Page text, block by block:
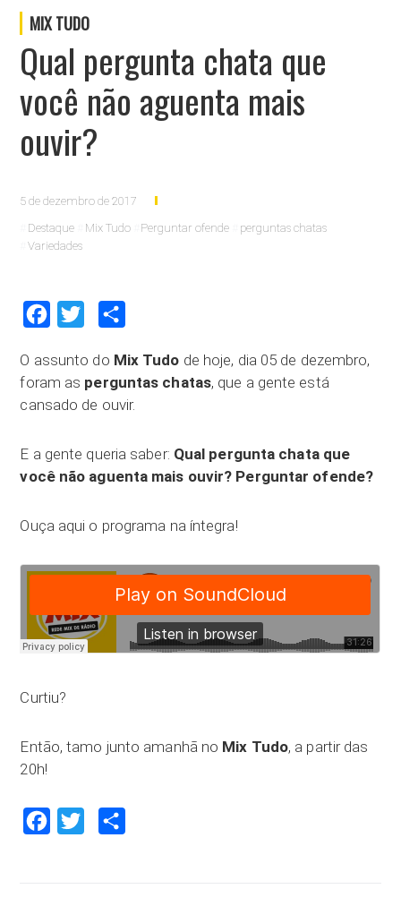
MIX TUDO
Qual pergunta chata que
você não aguenta mais
ouvir?
5 de dezembro de 2017
Destaque
Mix Tudo Perguntar ofende
perguntas chatas
Variedades
Facebook Twitter
O assunto do Mix Tudo de hoje, dia 05 de dezembro,
foram as perguntas chatas, que a gente está
cansado de ouvir.
E a gente queria saber: Qual pergunta chata que
você não aguenta mais ouvir? Perguntar ofende?
Ouça aqui o programa na íntegra!
Curtiu?
Então, tamo junto amanhã no Mix Tudo, a partir das
20h!
Facebook Twitter